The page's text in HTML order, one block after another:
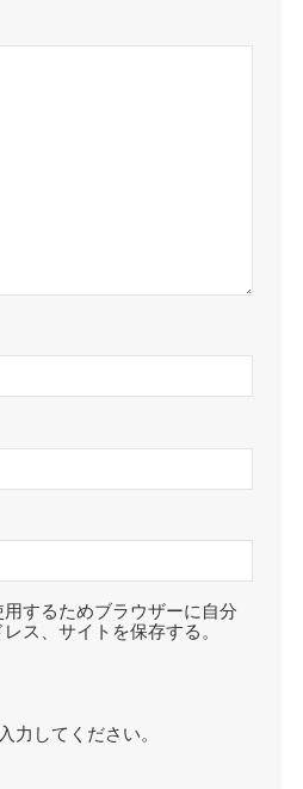
するためブラウザーに自分
ス、サイトを保存する。
力してください。